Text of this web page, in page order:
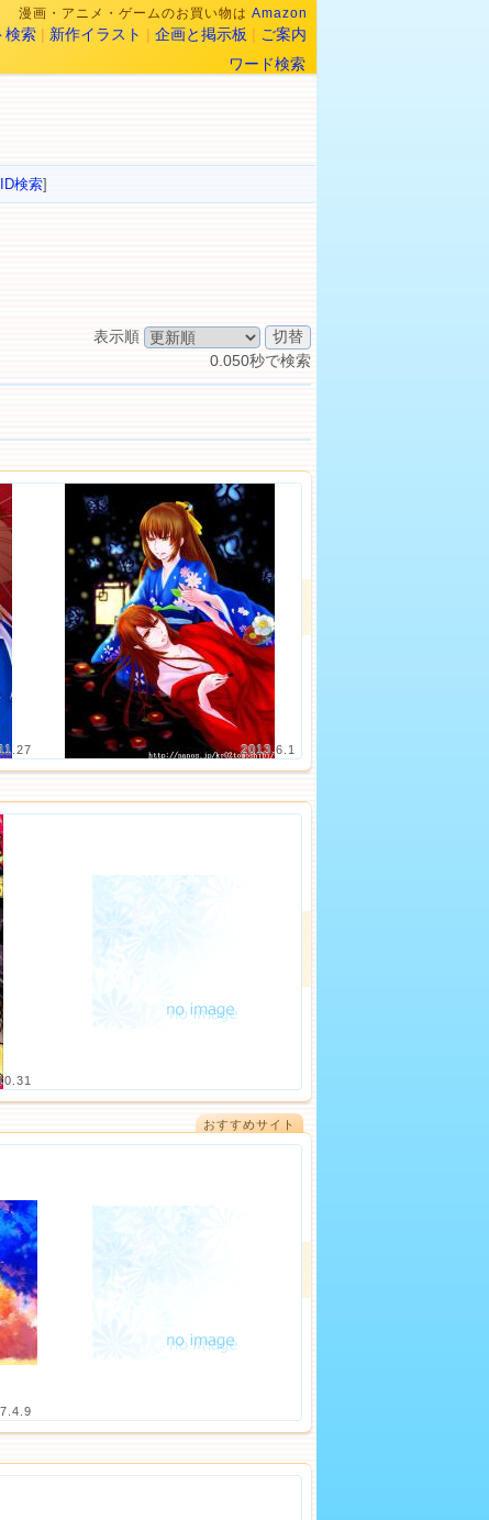
漫画・アニメ・ゲームのお買い物は Amazon
検索 | 新作イラスト | 企画と掲示板 | ご案内
ワード検索
検索]
表示順
0.050秒で検索
2013.6.1
おすすめサイト